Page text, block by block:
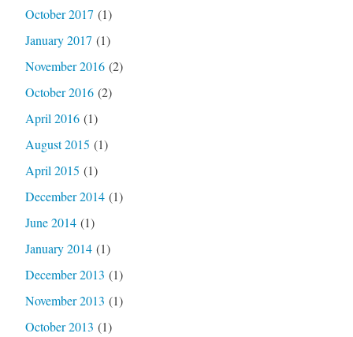
October 2017 (1)
January 2017 (1)
November 2016(2)
October 2016(2)
April 2016(1)
August 2015 (1)
April 2015 (1)
December 2014(1)
June 2014(1)
January 2014(1)
December 2013 (1)
November 2013 (1)
October 2013 (1)